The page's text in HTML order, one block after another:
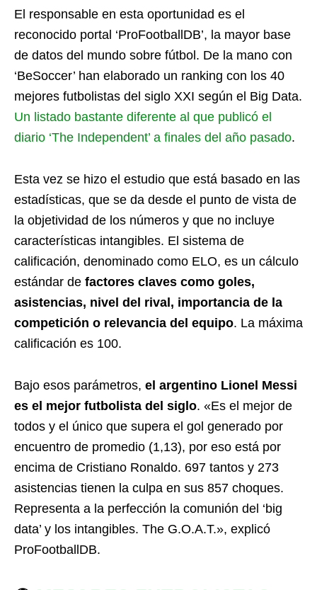
El responsable en esta oportunidad es el
reconocido portal ‘ProFootballDB’, la mayor base
de datos del mundo sobre fútbol. De la mano con
‘BeSoccer’ han elaborado un ranking con los 40
mejores futbolistas del siglo XXI según el Big Data.
Un listado bastante diferente al que publicó el
diario ‘The Independent’ a finales del año pasado.
Esta vez se hizo el estudio que está basado en las
estadísticas, que se da desde el punto de vista de
la objetividad de los números y que no incluye
características intangibles. El sistema de
calificación, denominado como ELO, es un cálculo
estándar de factores claves como goles,
asistencias, nivel del rival, importancia de la
competición o relevancia del equipo. La máxima
calificación es 100.
Bajo esos parámetros, el argentino Lionel Messi
es el mejor futbolista del siglo. «Es el mejor de
todos y el único que supera el gol generado por
encuentro de promedio (1,13), por eso está por
encima de Cristiano Ronaldo. 697 tantos y 273
asistencias tienen la culpa en sus 857 choques.
Representa a la perfección la comunión del ‘big
data’ y los intangibles. The G.O.A.T.», explicó
ProFootballDB.